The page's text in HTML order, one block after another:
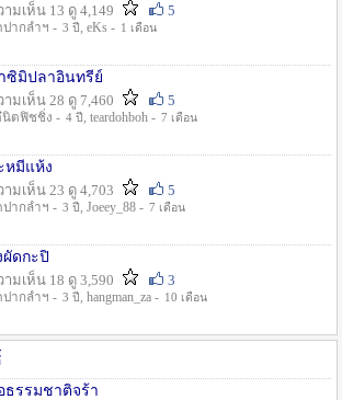
ามเห็น 13 ดู 4,149
5
ปากลำฯ - 3 ปี , eKs - 1 เดือน
ซิมิปลาอินทรีย์
ามเห็น 28 ดู 7,460
5
นิตฟิชชิ่ง - 4 ปี , teardohboh - 7 เดือน
หมี่แห้ง
ามเห็น 23 ดู 4,703
5
ปากลำฯ - 3 ปี , Joeey_88 - 7 เดือน
ผัดกะปิ
ามเห็น 18 ดู 3,590
3
ปากลำฯ - 3 ปี , hangman_za - 10 เดือน
ธรรมชาติจร้า